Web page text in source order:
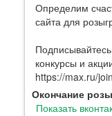
Определим
сайта для
конкурсы и
https://max.ru/
Окончание
Показать